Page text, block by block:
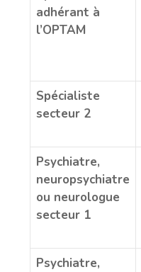
adhérant à
l’OPTAM
Spécialiste
secteur 2
Psychiatre,
neuropsychiatre
ou neurologue
secteur 1
Psychiatre,